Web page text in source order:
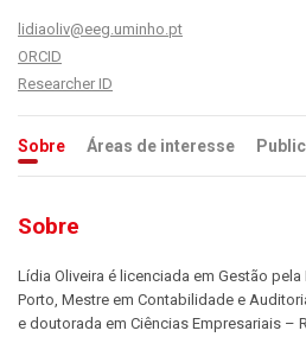
lidiaoliv@eeg.uminho.pt
ORCID
Researcher ID
Sobre Áreas de interesse
Sobre
Lídia Oliveira é licenciada em Gestão
Porto, Mestre em Contabilidade e
e doutorada em Ciências Empresariais –